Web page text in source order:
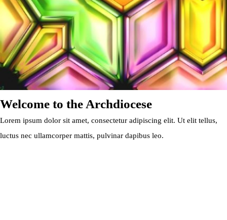
Welcome to the Archdiocese
Lorem ipsum dolor sit amet, consectetur adipiscing elit. Ut elit tellus,
luctus nec ullamcorper mattis, pulvinar dapibus leo.